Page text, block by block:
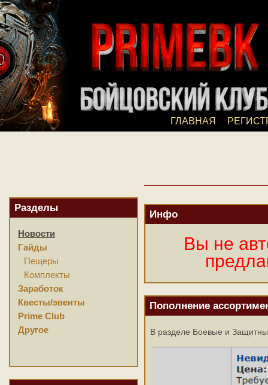
ГЛАВНАЯ
Разделы
Новости
Гайды
Пещеры
Комплекты
Заработок
Квесты/эвенты
Prime Club
Другое
Инфо
Вы не
Пополнение
В разделе Боевые и